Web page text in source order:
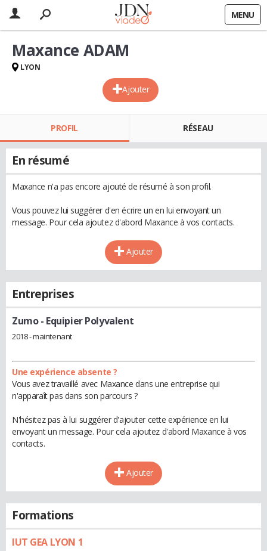
MENU
Ajouter
Maxance ADAM
LYON
PROFIL RÉSEAU
En résumé
Maxance n'a pas encore ajouté de résumé à son profil.
Vous pouvez lui suggérer d'en écrire un en lui envoyant un
message. Pour cela ajoutez d'abord Maxance à vos contacts.
Ajouter
Entreprises
Zumo- Equipier Polyvalent
2018 - maintenant
Une expérience absente ?
Vous avez travaillé avec Maxance dans une entreprise qui
n'apparaît pas dans son parcours ?
N'hésitez pas à lui suggérer d'ajouter cette expérience en lui
envoyant un message. Pour cela ajoutez d'abord Maxance à vos
contacts.
Ajouter
Formations
IUT GEA LYON 1